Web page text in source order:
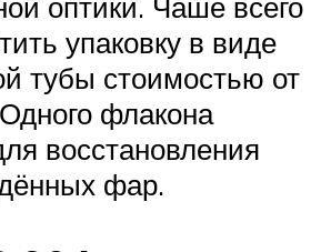
упаковку в виде
тубы стоимостью от
флакона
восстановления
фар.